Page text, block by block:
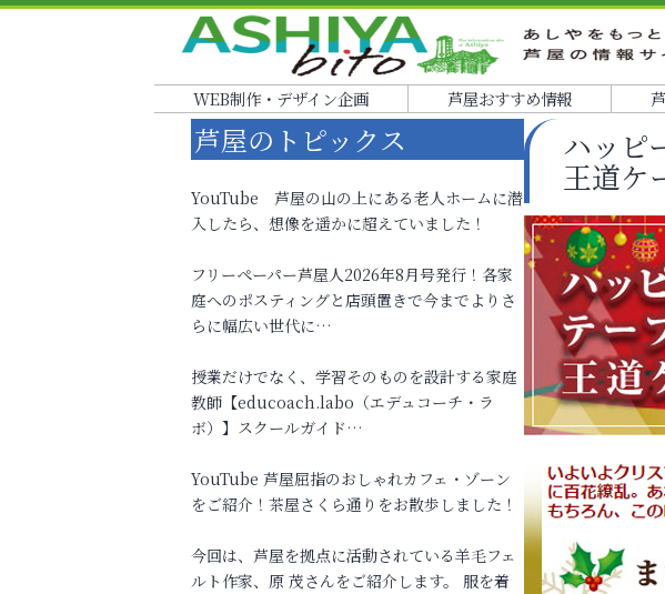
WEB制作・デザイン企画 芦屋おすすめ情報
ハッピ
王道ケ
芦屋のトピックス
YouTube 芦屋の山の上にある老人ホームに潜
入したら、想像を遥かに超えていました！
フリーペーパー芦屋人2026年8月号発行！各家
庭へのポスティングと店頭置きで今までよりさ
らに幅広い世代に…
授業だけでなく、学習そのものを設計する家庭
教師【educoach.labo（エデュコーチ・ラ
ボ）】スクールガイド…
YouTube 芦屋屈指のおしゃれカフェ・ゾーン
をご紹介！茶屋さくら通りをお散歩しました！
今回は、芦屋を拠点に活動されている羊毛フェ
ルト作家、原 茂さんをご紹介します。 服を着